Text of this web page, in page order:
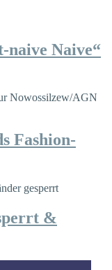
naive Naive“
Fashion-
&